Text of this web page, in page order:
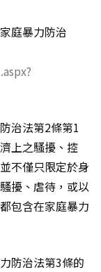
庭暴力防治
治法第2條第1
上之騷擾、控
不僅只限定於身
擾、虐待，或以
包含在家庭暴力
防治法第3條的